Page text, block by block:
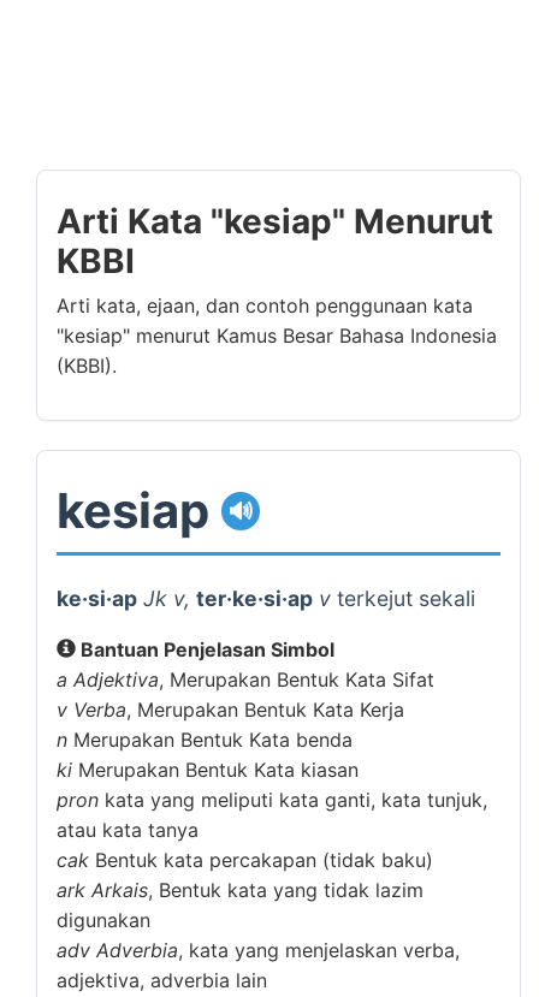
Arti Kata "kesiap" Menurut
KBBI
Arti kata, ejaan, dan contoh penggunaan kata
"kesiap" menurut Kamus Besar Bahasa Indonesia
(KBBI).
kesiap 🔊
ke·si·ap Jk v, ter·ke·si·ap v terkejut sekali
Bantuan Penjelasan Simbol
a Adjektiva, Merupakan Bentuk Kata Sifat
v Verba, Merupakan Bentuk Kata Kerja
n Merupakan Bentuk Kata benda
ki Merupakan Bentuk Kata kiasan
pron kata yang meliputi kata ganti, kata tunjuk,
atau kata tanya
cak Bentuk kata percakapan (tidak baku)
ark Arkais, Bentuk kata yang tidak lazim
digunakan
adv Adverbia, kata yang menjelaskan verba,
adjektiva, adverbia lain